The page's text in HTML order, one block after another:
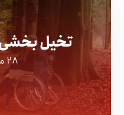
تخیل بخشی
۲۸ مهر ۱۳۹۳